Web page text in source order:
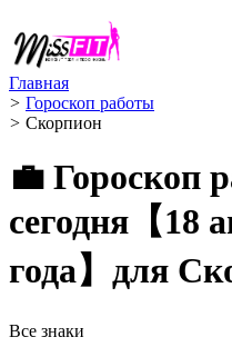
Главная
> Гороскоп работы
> Скорпион ️
💼 Гороскоп
сегодня【18
года】для
Все знаки